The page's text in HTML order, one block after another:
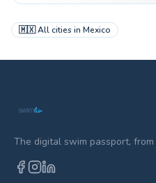
🇲🇽All cities in Mexico
The digital swim passport,